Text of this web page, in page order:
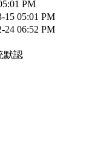
PM
15 05:01 PM
24 06:52 PM
默認